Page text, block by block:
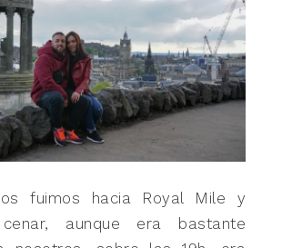
fuimos hacia Royal Mile y
cenar, aunque era bastante